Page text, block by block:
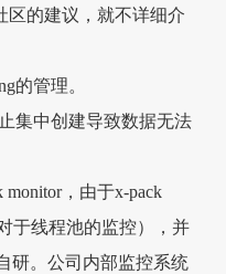
区的建议，就不详细介
的管理。
集中创建导致数据无法
，由于x-pack
于线程池的监控），并
研。公司内部监控系统